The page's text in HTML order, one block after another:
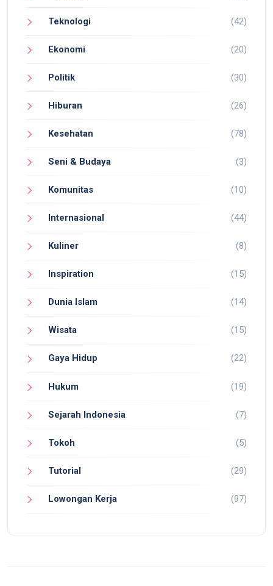
Teknologi (42)
Ekonomi (20)
Politik (30)
Hiburan (26)
Kesehatan (78)
Seni & Budaya (3)
Komunitas (10)
Internasional (44)
Kuliner (8)
Inspiration (15)
Dunia Islam (14)
Wisata (15)
Gaya Hidup (22)
Hukum (19)
Sejarah Indonesia (7)
Tokoh (5)
Tutorial (29)
Lowongan Kerja (97)